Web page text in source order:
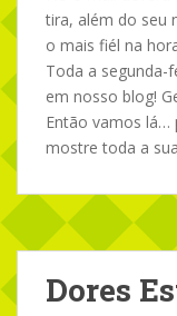
tira, além do seu
o mais fiél na
Toda a segunda-
em nosso blog!
Então vamos lá…
mostre toda a
Dores